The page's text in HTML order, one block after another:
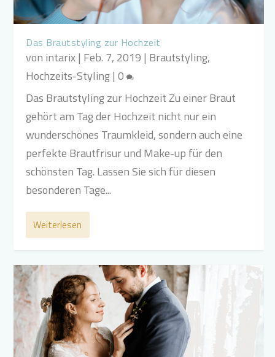
Das Brautstyling zur Hochzeit
von intarix| Feb. 7, 2019 | Brautstyling,
Hochzeits-Styling|0
Das Brautstyling zur Hochzeit Zu einer Braut
gehört am Tag der Hochzeit nicht nur ein
wunderschönes Traumkleid, sondern auch eine
perfekte Brautfrisur und Make-up für den
schönsten Tag. Lassen Sie sich für diesen
besonderen Tage...
Weiterlesen